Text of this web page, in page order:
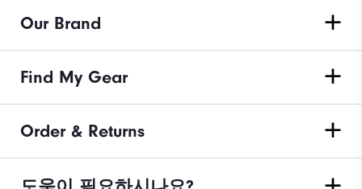
Our Brand
Find My Gear
Order & Returns